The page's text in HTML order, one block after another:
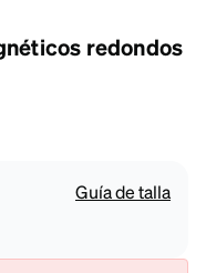
redondos
Guía de talla